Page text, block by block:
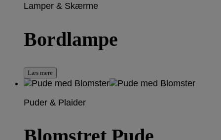
Lamper & Skærme
Bordlampe
Læs mere
Puder & Plaider